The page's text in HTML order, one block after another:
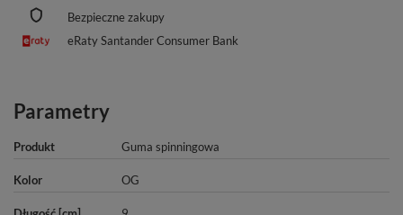
Bezpieczne zakupy
eRaty Santander Consumer Bank
Parametry
Produkt Guma spinningowa
Kolor OG